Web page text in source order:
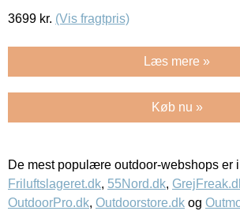
3699 kr. (Vis fragtpris)
Læs mere »
Køb nu »
De mest populære outdoor-webshops er
Friluftslageret.dk, 55Nord.dk,
OutdoorPro.dk, Outdoorstore.dk og